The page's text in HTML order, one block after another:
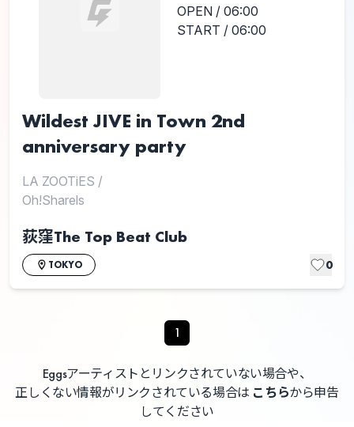
OPEN / 06:00
START / 06:00
Wildest JIVE in Town 2nd
anniversary party
LA ZOOTiES /
Oh!Sharels
荻窪The Top Beat Club
TOKYO 0
1
Eggsアーティストとリンクされていない場合や、
正しくない情報がリンクされている場合は こちらから申告
してください